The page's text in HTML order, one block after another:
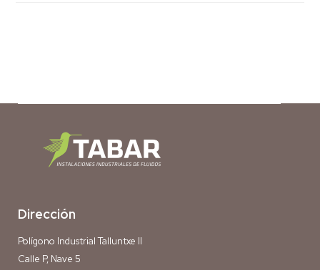
Dirección
Polígono Industrial Talluntxe II
Calle P, Nave 5